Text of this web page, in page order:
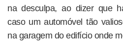
na desculpa, ao dizer que
caso um automóvel tão
na garagem do edifício onde